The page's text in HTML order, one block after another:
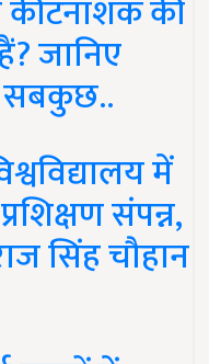
की
जानिए
सबकुछ..
में
संपन्न,
सिंह चौहान